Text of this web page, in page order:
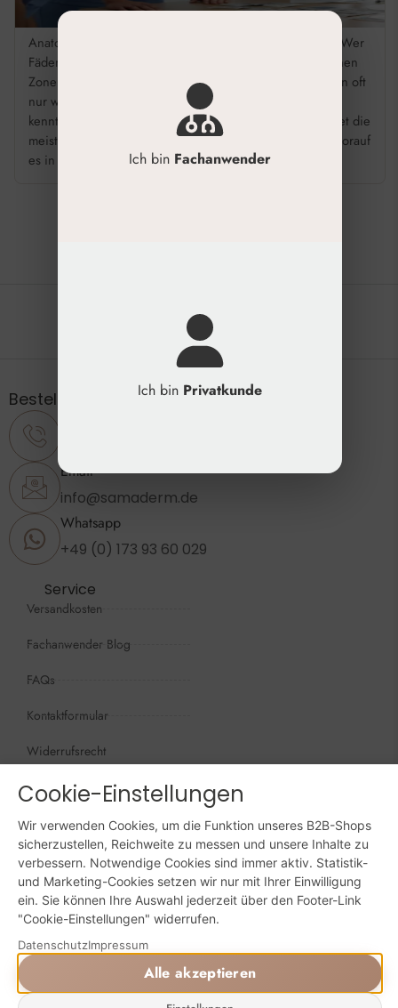
Anatomie Fadenlifting Danger Zones: Sicher behandeln Wer
Fäden setzt, muss wissen, was darunter liegt. Die kritischen
Zonen im Gesicht – Nerven, Gefäße, Drüsen – verlaufen oft
nur wenige Millimeter unter der Haut. Wer ihre Position
kennt und die Implantationsebene sicher wählt, vermeidet die
meisten Komplikationen. Dieser Leitfaden zeigt Ihnen, worauf
es in der Praxis ankommt. […]
Die natürliche Schönheit erhalten
Bestellung & Support
Email
info@samaderm.de
Whatsapp
+49 (0) 173 93 60 029
Service
Versandkosten
Fachanwender Blog
FAQs
Kontaktformular
Widerrufsrecht
Öffnungszeiten
Wir sind persönlich, für Sie da:
Mo - Do: 09:00 - 16:00 Uhr
Fr: 09:00 - 15:00 Uhr
Sa + So: geschlossen
Online bestellen: 24/7
Powered by Digital Solutions NF
Ich bin Fachanwender
Ich bin Privatkunde
Cookie-Einstellungen
Wir verwenden Cookies, um die Funktion unseres B2B-Shops
sicherzustellen, Reichweite zu messen und unsere Inhalte zu
verbessern. Notwendige Cookies sind immer aktiv. Statistik-
und Marketing-Cookies setzen wir nur mit Ihrer Einwilligung
ein. Sie können Ihre Auswahl jederzeit über den Footer-Link
"Cookie-Einstellungen" widerrufen.
DatenschutzImpressum
Alle akzeptieren